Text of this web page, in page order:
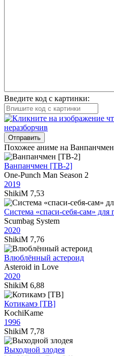
Введите код с картинки:
Отправить
Похожее аниме на Ванпанчмен
Ванпанчмен [ТВ-2]
One-Punch Man Season 2
2019
ShikiM 7,53
Система «спаси-себя-сам» для
Scumbag System
2020
ShikiM 7,76
Влюблённый астероид
Asteroid in Love
2020
ShikiM 6,88
Котикамэ [ТВ]
KochiKame
1996
ShikiM 7,78
Выходной злодея